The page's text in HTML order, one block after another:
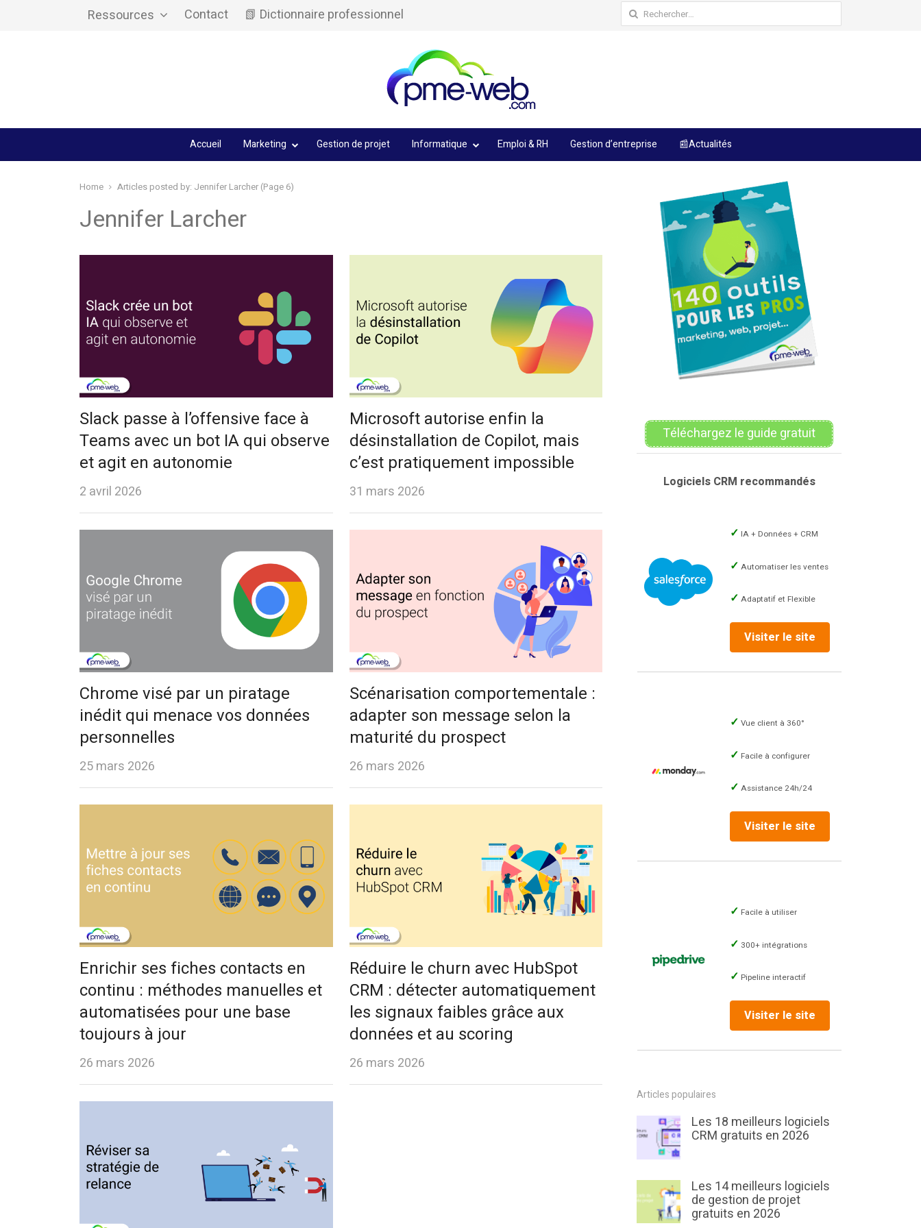
Ressources Contact 📗 Dictionnaire professionnel Rechercher :
Accueil Marketing Gestion de projet Informatique Emploi & RH Gestion d’entreprise 📰Actualités
Home Articles posted by: Jennifer Larcher (Page 6)
Jennifer Larcher
Slack passe à l’offensive face à
Teams avec un bot IA qui observe
et agit en autonomie
2 avril 2026
Microsoft autorise enfin la
désinstallation de Copilot, mais
c’est pratiquement impossible
31 mars 2026
Chrome visé par un piratage
inédit qui menace vos données
personnelles
25 mars 2026
Scénarisation comportementale :
adapter son message selon la
maturité du prospect
26 mars 2026
Enrichir ses fiches contacts en
continu : méthodes manuelles et
automatisées pour une base
toujours à jour
26 mars 2026
Réduire le churn avec HubSpot
CRM : détecter automatiquement
les signaux faibles grâce aux
données et au scoring
26 mars 2026
Téléchargez le guide gratuit
Logiciels CRM recommandés
IA + Données + CRM
Automatiser les ventes
Adaptatif et Flexible
Visiter le site
Vue client à 360°
Facile à configurer
Assistance 24h/24
Visiter le site
Facile à utiliser
300+ intégrations
Pipeline interactif
Visiter le site
Articles populaires
Les 18 meilleurs logiciels
CRM gratuits en 2026
Les 14 meilleurs logiciels
de gestion de projet
gratuits en 2026